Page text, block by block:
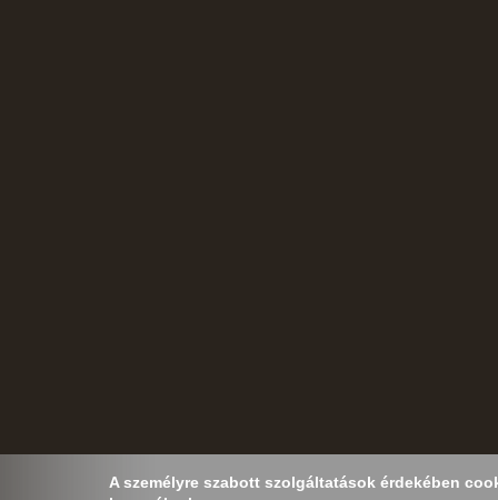
A személyre szabott szolgáltatások érdekében